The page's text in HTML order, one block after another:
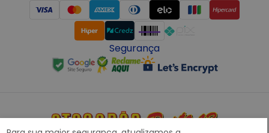
Segurança